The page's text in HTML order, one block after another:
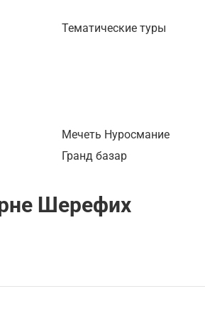
о
Тематические туры
Мечеть Нуросмание
Гранд базар
Шерефих